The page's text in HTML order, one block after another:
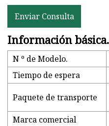
Enviar Consulta
Información básica.
N º de Modelo.
Tiempo de espera
Paquete de transporte
Marca comercial